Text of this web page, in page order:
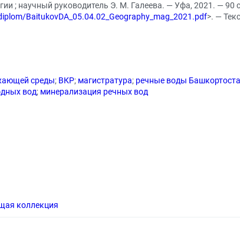
; научный руководитель Э. М. Галеева. — Уфа, 2021. — 90
BaitukovDA_05.04.02_Geography_mag_2021.pdf>. —
среды; ВКР; магистратура; речные воды
вод; минерализация речных вод
коллекция